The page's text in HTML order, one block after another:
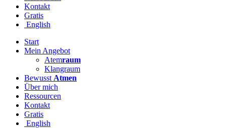
Kontakt
Gratis
English
Start
Mein Angebot
Atemraum
Klangraum
Bewusst Atmen
Über mich
Ressourcen
Kontakt
Gratis
English